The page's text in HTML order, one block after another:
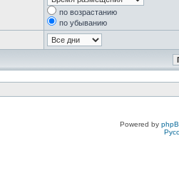
по возрастанию
по убыванию
Powered by